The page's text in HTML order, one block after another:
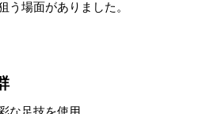
う場面がありました。